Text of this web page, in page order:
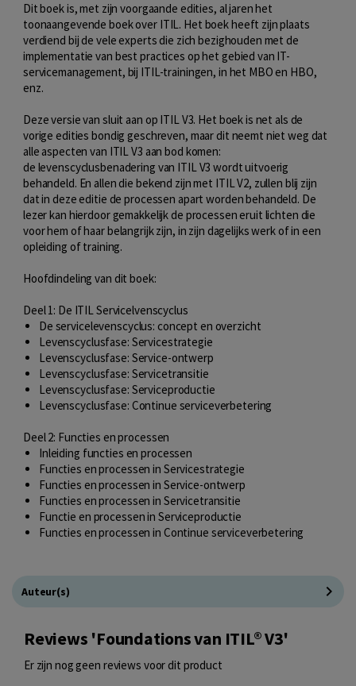
Dit boek is, met zijn voorgaande edities, al jaren het
toonaangevende boek over ITIL. Het boek heeft zijn plaats
verdiend bij de vele experts die zich bezighouden met de
implementatie van best practices op het gebied van IT-
servicemanagement, bij ITIL-trainingen, in het MBO en HBO,
enz.
Deze versie van sluit aan op ITIL V3. Het boek is net als de
vorige edities bondig geschreven, maar dit neemt niet weg dat
alle aspecten van ITIL V3 aan bod komen:
de levenscyclusbenadering van ITIL V3 wordt uitvoerig
behandeld. En allen die bekend zijn met ITIL V2, zullen blij zijn
dat in deze editie de processen apart worden behandeld. De
lezer kan hierdoor gemakkelijk de processen eruit lichten die
voor hem of haar belangrijk zijn, in zijn dagelijks werk of in een
opleiding of training.
Hoofdindeling van dit boek:
Deel 1: De ITIL Servicelvenscyclus
De servicelevenscyclus: concept en overzicht
Levenscyclusfase: Servicestrategie
Levenscyclusfase: Service-ontwerp
Levenscyclusfase: Servicetransitie
Levenscyclusfase: Serviceproductie
Levenscyclusfase: Continue serviceverbetering
Deel 2: Functies en processen
Inleiding functies en processen
Functies en processen in Servicestrategie
Functies en processen in Service-ontwerp
Functies en processen in Servicetransitie
Functie en processen in Serviceproductie
Functies en processen in Continue serviceverbetering
Auteur(s)
Reviews 'Foundations van ITIL® V3'
Er zijn nog geen reviews voor dit product